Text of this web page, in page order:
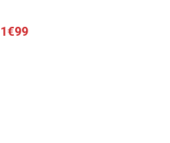
1€99